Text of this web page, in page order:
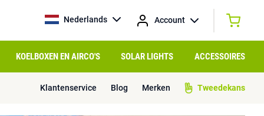
Nederlands Account
KOELBOXEN EN AIRCO'S SOLAR LIGHTS ACCESSOIRES
Klantenservice Blog Merken Tweedekans